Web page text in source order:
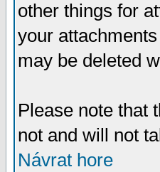
other things for
your
may be deleted
Please note that
not and will not
Návrat hore